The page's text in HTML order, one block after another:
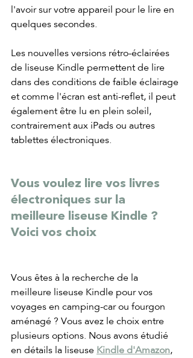
l'avoir sur votre appareil pour le lire en
quelques secondes.
Les nouvelles versions rétro-éclairées
de liseuse Kindle permettent de lire
dans des conditions de faible éclairage
et comme l'écran est anti-reflet, il peut
également être lu en plein soleil,
contrairement aux iPads ou autres
tablettes électroniques.
Vous voulez lire vos livres
électroniques sur la
meilleure liseuse Kindle ?
Voici vos choix
Vous êtes à la recherche de la
meilleure liseuse Kindle pour vos
voyages en camping-car ou fourgon
aménagé ? Vous avez le choix entre
plusieurs options. Nous avons étudié
en détails la liseuse Kindle d'Amazon,